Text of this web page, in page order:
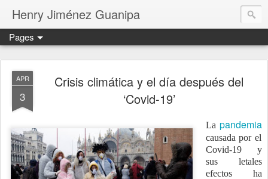
Henry Jiménez Guanipa
Pages
APR
3
Crisis climática y el día después del
‘Covid-19’
La pandemia
causada por el
Covid-19 y
sus letales
efectos ha